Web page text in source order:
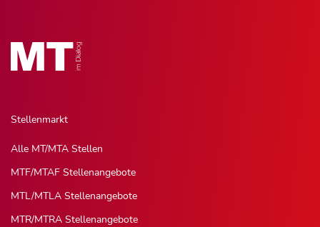
Stellenmarkt
Alle MT/MTA Stellen
MTF/MTAF Stellenangebote
MTL/MTLA Stellenangebote
MTR/MTRA Stellenangebote